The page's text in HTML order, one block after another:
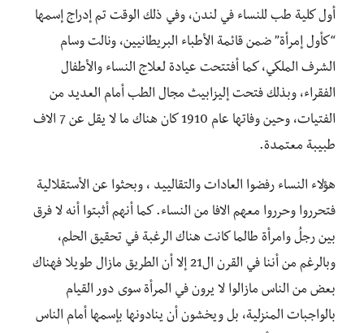
أول كلية طب للنساء في لندن، وفي ذلك الوقت تم إدراج إسمها
“كأول إمرأة” ضمن قائمة الأطباء البريطانيين، ونالت وسام
الشرف الملكي، كما أفتتحت عيادة لعلاج النساء والأطفال
الفقراء، وبذلك فتحت إليزابيث مجال الطب أمام العديد من
الفتيات، وحين وفاتها عام 1910 كان هناك ما لا يقل عن 7 الاف
طبيبة معتمدة.
هؤلاء النساء رفضوا العادات والتقالييد ، وبحثوا عن الأستقلالية
فتحرروا وحرروا معهم الافا من النساء. كما أنهم أثبتوا أنه لا فرق
بين رجلُ وامرأة طالما كانت هناك الرغبة في تحقيق الحلم،
وبالرغم من أننا في القرن ال21 إلا أن الطريق مازال طويلا فهناك
بعض من الناس مازالوا لا يرون في المرأة سوى دور القيام
بالواجبات المنزلية، بل ويخشون أن ينادونها بإسمها أمام الناس